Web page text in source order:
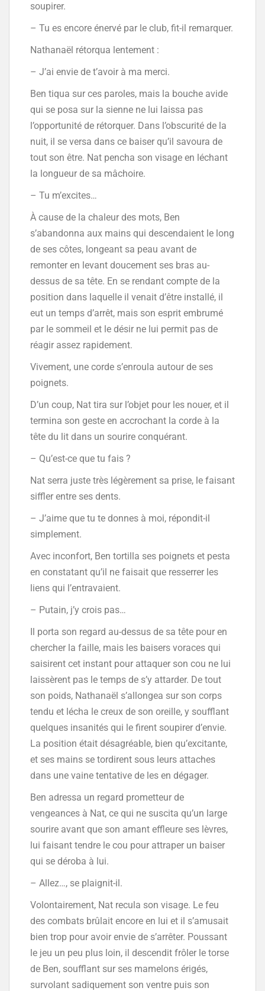
soupirer.
– Tu es encore énervé par le club, fit-il remarquer.
Nathanaël rétorqua lentement :
– J’ai envie de t’avoir à ma merci.
Ben tiqua sur ces paroles, mais la bouche avide
qui se posa sur la sienne ne lui laissa pas
l’opportunité de rétorquer. Dans l’obscurité de la
nuit, il se versa dans ce baiser qu’il savoura de
tout son être. Nat pencha son visage en léchant
la longueur de sa mâchoire.
– Tu m’excites…
À cause de la chaleur des mots, Ben
s’abandonna aux mains qui descendaient le long
de ses côtes, longeant sa peau avant de
remonter en levant doucement ses bras au-
dessus de sa tête. En se rendant compte de la
position dans laquelle il venait d’être installé, il
eut un temps d’arrêt, mais son esprit embrumé
par le sommeil et le désir ne lui permit pas de
réagir assez rapidement.
Vivement, une corde s’enroula autour de ses
poignets.
D’un coup, Nat tira sur l’objet pour les nouer, et il
termina son geste en accrochant la corde à la
tête du lit dans un sourire conquérant.
– Qu’est-ce que tu fais ?
Nat serra juste très légèrement sa prise, le faisant
siffler entre ses dents.
– J’aime que tu te donnes à moi, répondit-il
simplement.
Avec inconfort, Ben tortilla ses poignets et pesta
en constatant qu’il ne faisait que resserrer les
liens qui l’entravaient.
– Putain, j’y crois pas…
Il porta son regard au-dessus de sa tête pour en
chercher la faille, mais les baisers voraces qui
saisirent cet instant pour attaquer son cou ne lui
laissèrent pas le temps de s’y attarder. De tout
son poids, Nathanaël s’allongea sur son corps
tendu et lécha le creux de son oreille, y soufflant
quelques insanités qui le firent soupirer d’envie.
La position était désagréable, bien qu’excitante,
et ses mains se tordirent sous leurs attaches
dans une vaine tentative de les en dégager.
Ben adressa un regard prometteur de
vengeances à Nat, ce qui ne suscita qu’un large
sourire avant que son amant effleure ses lèvres,
lui faisant tendre le cou pour attraper un baiser
qui se déroba à lui.
– Allez…, se plaignit-il.
Volontairement, Nat recula son visage. Le feu
des combats brûlait encore en lui et il s’amusait
bien trop pour avoir envie de s’arrêter. Poussant
le jeu un peu plus loin, il descendit frôler le torse
de Ben, soufflant sur ses mamelons érigés,
survolant sadiquement son ventre puis son